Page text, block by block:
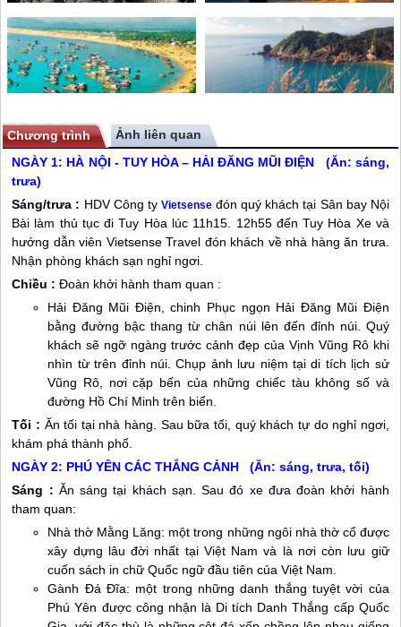
Chương trình
Ảnh liên quan
NGÀY 1: HÀ NỘI - TUY HÒA – HẢI ĐĂNG MŨI ĐIỆN (Ăn: sáng,
trưa)
Sáng/trưa : HDV Công ty Vietsenseđón quý khách tại Sân bay Nội
Bài làm thủ tục đi Tuy Hòa lúc 11h15. 12h55 đến Tuy Hòa Xe và
hướng dẫn viên Vietsense Travel đón khách về nhà hàng ăn trưa.
Nhận phòng khách sạn nghỉ ngơi.
Chiều :Đoàn khởi hành tham quan :
Hải Đăng Mũi Điện, chinh Phục ngọn Hải Đăng Mũi Điện
bằng đường bậc thang từ chân núi lên đến đỉnh núi. Quý
khách sẽ ngỡ ngàng trước cảnh đẹp của Vịnh Vũng Rô khi
nhìn từ trên đỉnh núi. Chụp ảnh lưu niệm tại di tích lịch sử
Vũng Rô, nơi cặp bến của những chiếc tàu không số và
đường Hồ Chí Minh trên biển.
Tối : Ăn tối tại nhà hàng. Sau bữa tối, quý khách tự do nghỉ ngơi,
khám phá thành phố.
NGÀY 2: PHÚ YÊN CÁC THẮNG CẢNH (Ăn: sáng, trưa, tối)
Sáng : Ăn sáng tại khách sạn. Sau đó xe đưa đoàn khởi hành
tham quan:
Nhà thờ Mằng Lăng: một trong những ngôi nhà thờ cổ được
xây dựng lâu đời nhất tại Việt Nam và là nơi còn lưu giữ
cuốn sách in chữ Quốc ngữ đầu tiên của Việt Nam.
Gành Đá Đĩa: một trong những danh thắng tuyệt vời của
Phú Yên được công nhận là Di tích Danh Thắng cấp Quốc